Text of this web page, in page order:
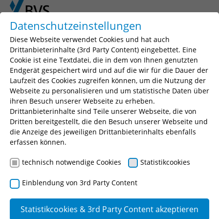
Skip to main content
Skip to page footer
You are here:
BVS KI Code of Conduct
Code of Conduct zum Umgang mit
Künstlicher Intelligenz (KI)
Gültig für die Bayerische Verwaltungsschule (BVS)
Präambel
Rolle in der bayerischen Verwaltung und im Lehr- und
Sicherheit, Effizienz und Zugänglichkeit des Lernens
für alle Teilnehmenden zu maximieren. Geleitet von
unserer Verantwortung, Ethik und unseren Werten
Datenschutzeinstellungen
Diese Webseite verwendet Cookies und hat auch
Drittanbieterinhalte (3rd Party Content) eingebettet. Eine
Cookie ist eine Textdatei, die in dem von Ihnen genutzten
Endgerät gespeichert wird und auf die wir für die Dauer der
Laufzeit des Cookies zugreifen können, um die Nutzung der
Webseite zu personalisieren und um statistische Daten über
ihren Besuch unserer Webseite zu erheben.
Drittanbieterinhalte sind Teile unserer Webseite, die von
Dritten bereitgestellt, die den Besuch unserer Webseite und
die Anzeige des jeweiligen Drittanbieterinhalts ebenfalls
erfassen können.
technisch notwendige Cookies Statistikcookies
Einblendung von 3rd Party Content
Statistikcookies & 3rd Party Content akzeptieren